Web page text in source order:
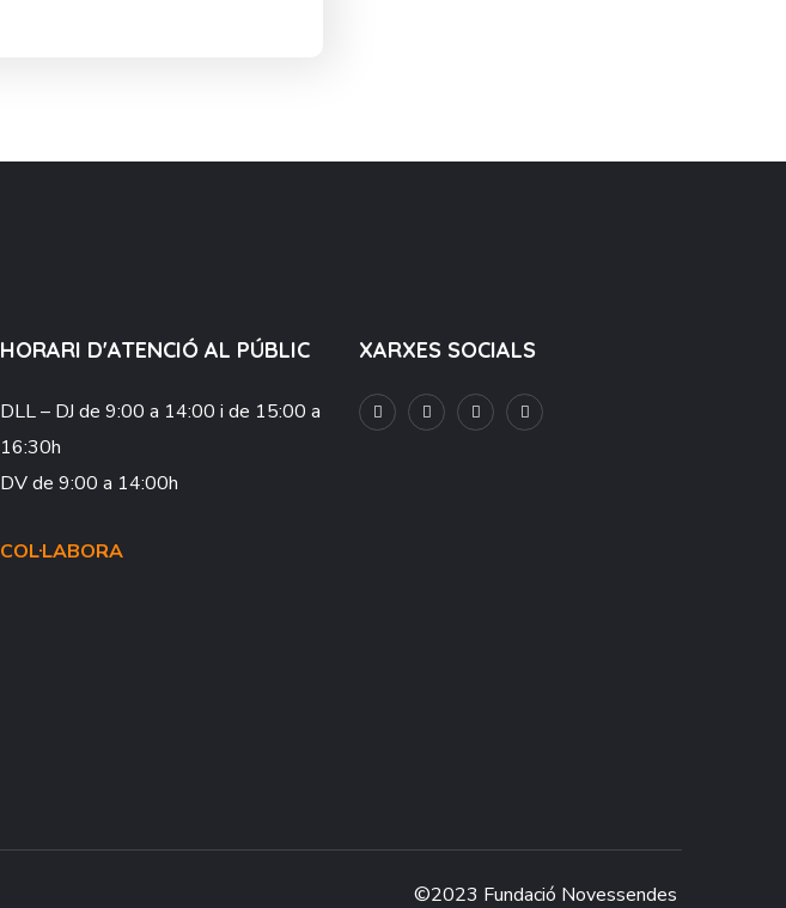
HORARI D'ATENCIÓ AL PÚBLIC
DLL – DJ de 9:00 a 14:00 i de 15:00 a
16:30h
DVde 9:00 a 14:00h
COL·LABORA
XARXES SOCIALS
©2023 Fundació Novessendes